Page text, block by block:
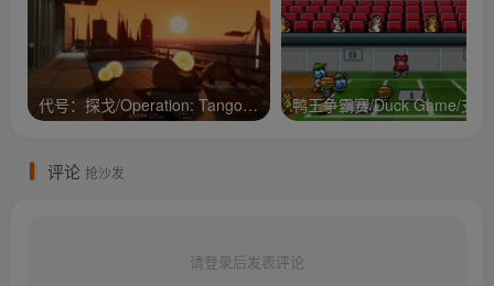
代号：探戈/Operation: Tango/支持网络联机
评论 抢沙发
请登录后发表评论